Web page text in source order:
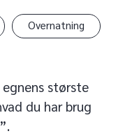
Overnatning
største
du har brug